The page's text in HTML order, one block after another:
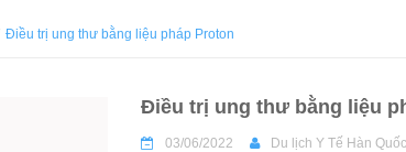
Điều trị ung thư bằng liệu pháp Proton
Điều trị ung thư bằng liệu
03/06/2022 Du lịch Y Tế Hàn Quốc